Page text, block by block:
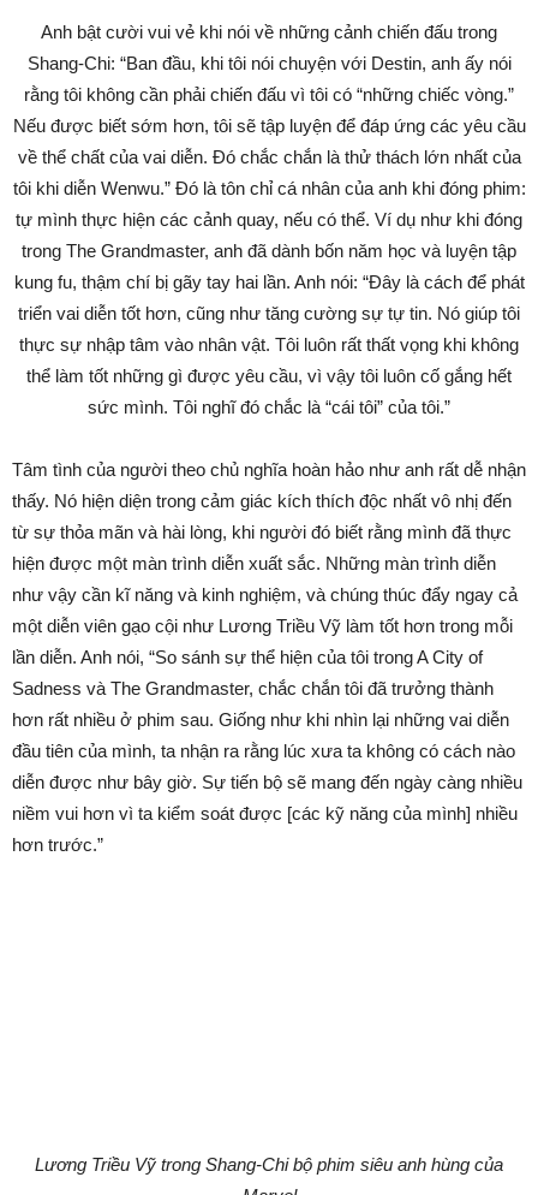
Anh bật cười vui vẻ khi nói về những cảnh chiến đấu trong
Shang-Chi: “Ban đầu, khi tôi nói chuyện với Destin, anh ấy nói
rằng tôi không cần phải chiến đấu vì tôi có “những chiếc vòng.”
Nếu được biết sớm hơn, tôi sẽ tập luyện để đáp ứng các yêu cầu
về thể chất của vai diễn. Đó chắc chắn là thử thách lớn nhất của
tôi khi diễn Wenwu.” Đó là tôn chỉ cá nhân của anh khi đóng phim:
tự mình thực hiện các cảnh quay, nếu có thể. Ví dụ như khi đóng
trong The Grandmaster, anh đã dành bốn năm học và luyện tập
kung fu, thậm chí bị gãy tay hai lần. Anh nói: “Đây là cách để phát
triển vai diễn tốt hơn, cũng như tăng cường sự tự tin. Nó giúp tôi
thực sự nhập tâm vào nhân vật. Tôi luôn rất thất vọng khi không
thể làm tốt những gì được yêu cầu, vì vậy tôi luôn cố gắng hết
sức mình. Tôi nghĩ đó chắc là “cái tôi” của tôi.”
Tâm tình của người theo chủ nghĩa hoàn hảo như anh rất dễ nhận
thấy. Nó hiện diện trong cảm giác kích thích độc nhất vô nhị đến
từ sự thỏa mãn và hài lòng, khi người đó biết rằng mình đã thực
hiện được một màn trình diễn xuất sắc. Những màn trình diễn
như vậy cần kĩ năng và kinh nghiệm, và chúng thúc đẩy ngay cả
một diễn viên gạo cội như Lương Triều Vỹ làm tốt hơn trong mỗi
lần diễn. Anh nói, “So sánh sự thể hiện của tôi trong A City of
Sadness và The Grandmaster, chắc chắn tôi đã trưởng thành
hơn rất nhiều ở phim sau. Giống như khi nhìn lại những vai diễn
đầu tiên của mình, ta nhận ra rằng lúc xưa ta không có cách nào
diễn được như bây giờ. Sự tiến bộ sẽ mang đến ngày càng nhiều
niềm vui hơn vì ta kiểm soát được [các kỹ năng của mình] nhiều
hơn trước.”
Lương Triều Vỹ trong Shang-Chi bộ phim siêu anh hùng của